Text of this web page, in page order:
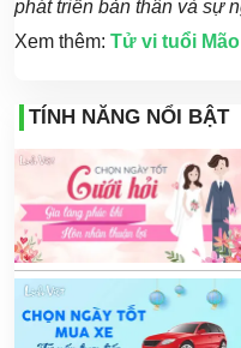
phát triển bản thân và sự
Xem thêm: Tử vi tuổi
TÍNH NĂNG NỔI BẬT